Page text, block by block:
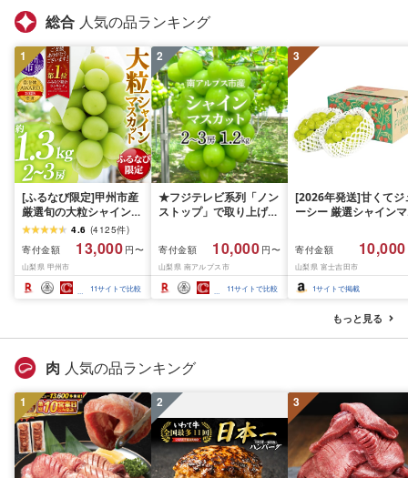
総合 人気の品ランキング
1
[ふるなび限定]甲州市産
厳選旬の大粒シャインマ
スカット 約1.3kg 2〜3
房[2026年発送]
(MG)B12-472 FN-
Limited-VO シャインマ
スカット フルーツ
4.6 (4125件)
寄付金額
13,000 円〜
山梨県 甲州市
11サイトで比較
2
★フジテレビ系列「ノン
ストップ」で取り上げら
先行予約]南アルプス市
産シャインマスカット
1.2kg以上(2〜3房)ふる
さと納税 おすすめ 山梨
県 南アルプス市 送料無
寄付金額 10,000 円〜
山梨県 南アルプス市
11サイトで比較
3
[2026年発送]甘くてジ
ーシー 厳選シャインマ
月前半(1〜15日)から
月下旬までの発送) フ
ーツ ぶどう 果物 山梨
産 2026 旬 大粒 高級
寄付金額 10,000
山梨県 富士吉田市
1サイトで掲載
もっと見る
肉 人気の品ランキング
1 2 3